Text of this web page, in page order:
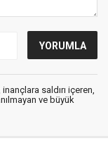
saldırı içeren,
ve büyük